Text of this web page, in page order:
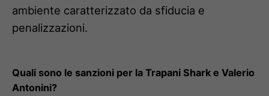
ambiente caratterizzato da sfiducia e
penalizzazioni.
Quali sono le sanzioni per la Trapani Shark e Valerio
Antonini?